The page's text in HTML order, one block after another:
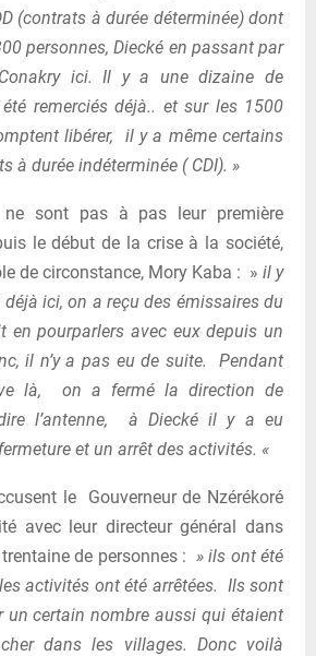
(contrats à durée déterminée) dont
personnes, Diecké en passant par
ici. Il y a une dizaine de
remerciés déjà.. et sur les 1500
libérer, il y a même certains
à durée indéterminée ( CDI). »
sont pas à pas leur première
le début de la crise à la société,
de circonstance, Mory Kaba : » il y
ici, on a reçu des émissaires du
en pourparlers avec eux depuis un
il n’y a pas eu de suite. Pendant
là, on a fermé la direction de
l’antenne, à Diecké il y a eu
et un arrêt des activités. «
le Gouverneur de Nzérékoré
avec leur directeur général dans
trentaine de personnes : » ils ont été
activités ont été arrêtées. Ils sont
un certain nombre aussi qui étaient
dans les villages. Donc voilà